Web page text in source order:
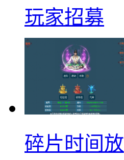
玩家招募
碎片时间放